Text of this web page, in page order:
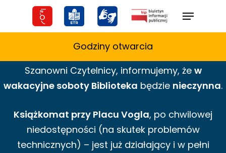
Menu
Godziny otwarcia
Szanowni Czytelnicy, informujemy, że w
wakacyjne soboty Biblioteka będzie nieczynna.
Książkomat przy Placu Vogla, po chwilowej
niedostępności (na skutek problemów
technicznych) – jest już działający i w pełni